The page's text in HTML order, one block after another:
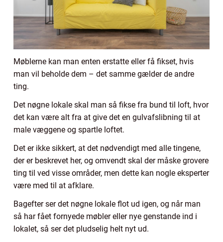
Møblerne kan man enten erstatte eller få fikset, hvis
man vil beholde dem – det samme gælder de andre
ting.
Det nøgne lokale skal man så fikse fra bund til loft, hvor
det kan være alt fra at give det en gulvafslibning til at
male væggene og spartle loftet.
Det er ikke sikkert, at det nødvendigt med alle tingene,
der er beskrevet her, og omvendt skal der måske grovere
ting til ved visse områder, men dette kan nogle eksperter
være med til at afklare.
Bagefter ser det nøgne lokale flot ud igen, og når man
så har fået fornyede møbler eller nye genstande ind i
lokalet, så ser det pludselig helt nyt ud.